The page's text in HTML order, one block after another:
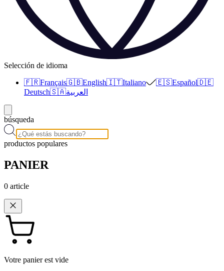
Selección de idioma
🇫🇷Français🇬🇧English🇮🇹Italiano 🇪🇸Español🇩🇪
Deutsch🇸🇦العربية
búsqueda
productos populares
PANIER
0 article
Votre panier est vide